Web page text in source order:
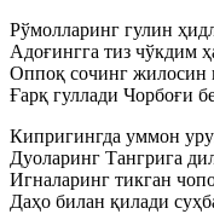
Рўмолларинг гулин
Адоғингга тиз чўкдим
Оппоқ сочинг жилосин
Ғарқ гуллади Чорбоғи
Кипригингда уммон
Дуоларинг Тангрига
Игналаринг тикган
Даҳо билан қилади